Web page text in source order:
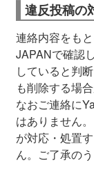
違反投稿の
連絡内容をも
JAPANで確認
していると判
も削除する場
なおご連絡に
はありません
が対応・処置
ん。ご了承の